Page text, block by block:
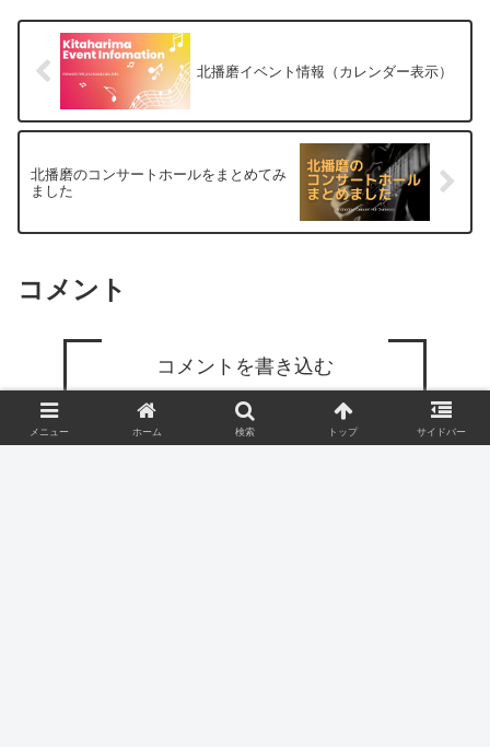
北播磨イベント情報（カレンダー表示）
北播磨のコンサートホールをまとめてみ
ました
コメント
コメントを書き込む
ホーム ブログ
メニュー ホーム 検索 トップ サイドバー